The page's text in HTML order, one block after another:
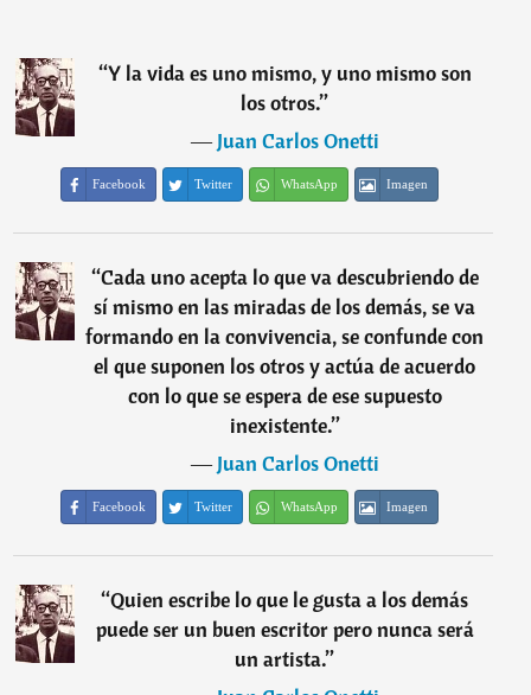
“Y la vida es uno mismo, y uno mismo son
los otros.”
―Juan Carlos Onetti
Facebook Twitter WhatsApp Imagen
“Cada uno acepta lo que va descubriendo de
sí mismo en las miradas de los demás, se va
formando en la convivencia, se confunde con
el que suponen los otros y actúa de acuerdo
con lo que se espera de ese supuesto
inexistente.”
―Juan Carlos Onetti
Facebook Twitter WhatsApp Imagen
“Quien escribe lo que le gusta a los demás
puede ser un buen escritor pero nunca será
un artista.”